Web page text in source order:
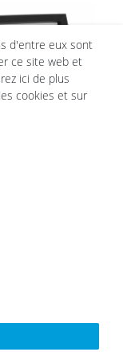
d'entre eux sont
ce site web et
ici de plus
cookies et sur